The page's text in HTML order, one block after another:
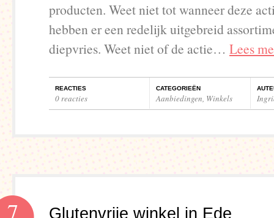
producten. Weet niet tot wanneer deze
hebben er een redelijk uitgebreid
diepvries. Weet niet of de actie… Lees
REACTIES
0 reacties
CATEGORIEËN
Aanbiedingen, Winkels
Glutenvrije winkel in Ede
7